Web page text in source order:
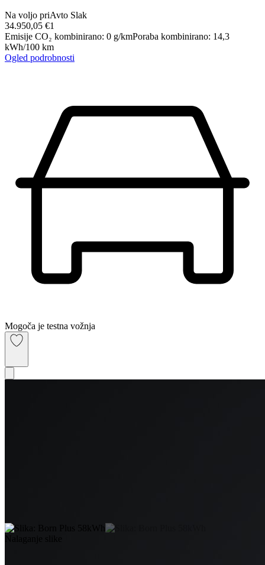
Na voljo priAvto Slak
34.950,05 €1
Emisije CO₂ kombinirano: 0 g/kmPoraba kombinirano: 14,3
kWh/100 km
Ogled podrobnosti
Mogoča je testna vožnja